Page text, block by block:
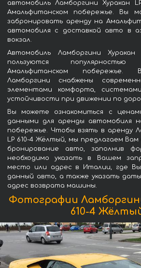
автомобиль Ламборгини Хуракан
Амальфитанском побережье. Вы
забронировать аренду на
автомобиля с доставкой авто в
вокзал.
Автомобиль Ламборгини
пользуются
Амальфитанском побережье.
Ламборгини снабжены
элементами комфорта,
устойчивости при движении по
Вы можете ознакомиться с
данными для аренды автомобиля
побережье. Чтобы взять в аренду
LP 610-4 Жёлтый, мы предлагаем
бронирование авто, заполнив
необходимо указать в Вашем
место или адрес в Италии, где
данный авто, а также указать
адрес возврата машины.
Фотографии
610-4